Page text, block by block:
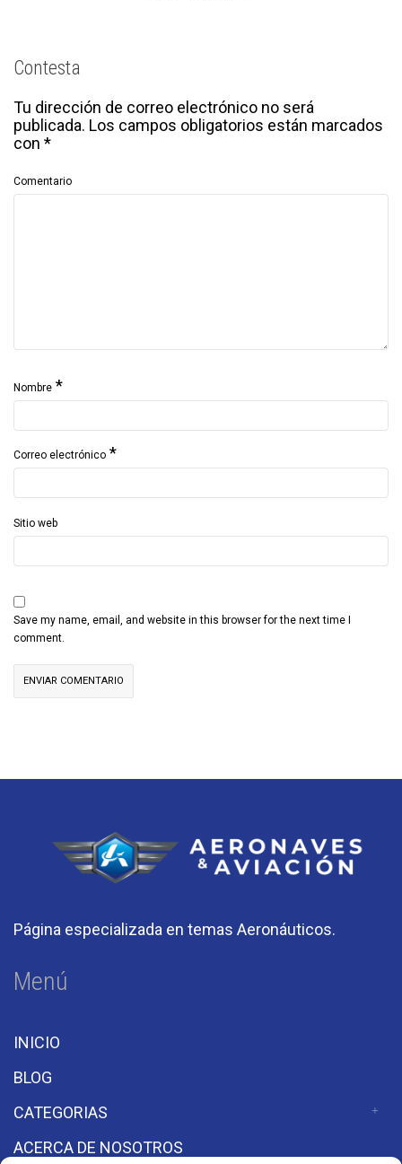
Contesta
Tu dirección de correo electrónico no será
publicada. Los campos obligatorios están marcados
con *
Comentario
Nombre *
Correo electrónico *
Sitio web
Save my name, email, and website in this browser for the next time I
comment.
Página especializada en temas Aeronáuticos.
Menú
INICIO
BLOG
CATEGORIAS
ACERCA DE NOSOTROS